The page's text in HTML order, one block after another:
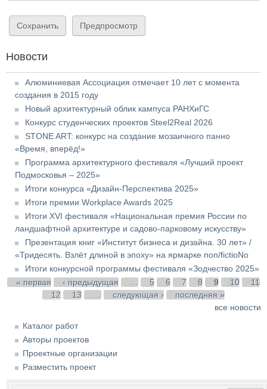
Новости
Алюминиевая Ассоциация отмечает 10 лет с момента
создания в 2015 году
Новый архитектурный облик кампуса РАНХиГС
Конкурс студенческих проектов Steel2Real 2026
STONE ART: конкурс на создание мозаичного панно
«Время, вперёд!»
Программа архитектурного фестиваля «Лучший проект
Подмосковья – 2025»
Итоги конкурса «Дизайн-Перспектива 2025»
Итоги премии Workplace Awards 2025
Итоги XVI фестиваля «Национальная премия России по
ландшафтной архитектуре и садово-парковому искусству»
Презентация книг «Институт бизнеса и дизайна. 30 лет» /
«Тридесять. Взлёт длиной в эпоху» на ярмарке non/fictioNo
Итоги конкурсной программы фестиваля «Зодчество 2025»
Страницы
« первая ‹ предыдущая 5 6 7 8 9 10
11
12
13 следующая ›
последняя »
все новости
Каталог работ
Авторы проектов
Проектные организации
Разместить проект